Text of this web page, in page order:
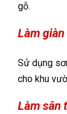
gỗ.
Làm
Sử dụng
cho khu
Làm sân